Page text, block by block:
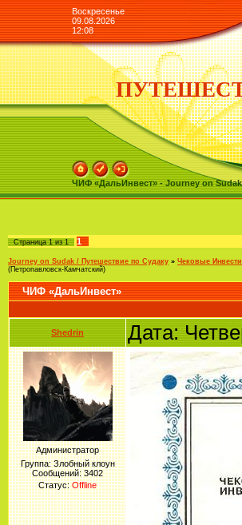
Воскресенье
09.08.2026
12:08
ЧИФ «ДальИнвест» - Journey on
Страница1из1 1
Journey on Sudak / Путешествие по Судаку » Чековые
(Петропавловск-Камчатский)
ЧИФ «ДальИнвест»
Shedrin Дата:
Администратор
Группа: Злобный клоун
Сообщений:3402
Статус:Offline